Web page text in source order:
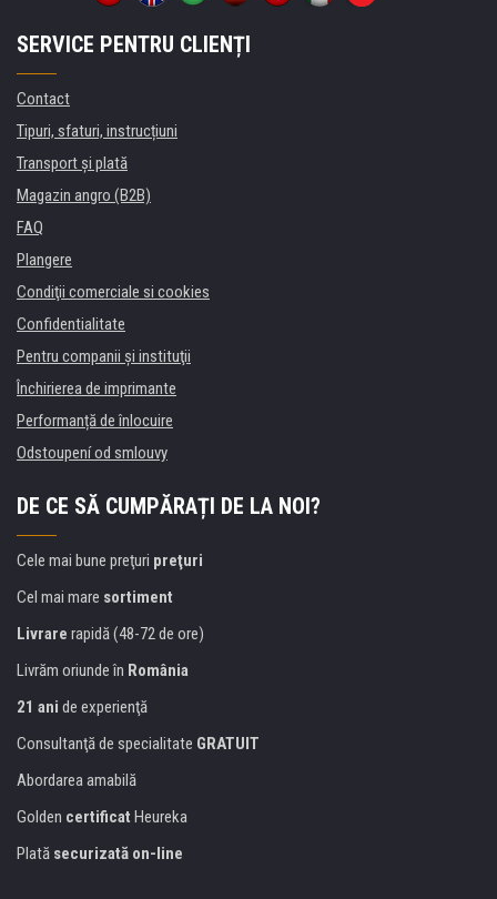
SERVICE PENTRU CLIENȚI
Contact
Tipuri, sfaturi, instrucțiuni
Transport şi plată
Magazin angro (B2B)
FAQ
Plangere
Condiţii comerciale si cookies
Confidentialitate
Pentru companii și instituţii
Închirierea de imprimante
Performanță de înlocuire
Odstoupení od smlouvy
DE CE SĂ CUMPĂRAȚI DE LA NOI?
Cele mai bune preţuri preţuri
Cel mai mare sortiment
Livrare rapidă (48-72 de ore)
Livrăm oriunde în România
21 ani de experienţă
Consultanţă de specialitate GRATUIT
Abordarea amabilă
Golden certificat Heureka
Plată securizată on-line